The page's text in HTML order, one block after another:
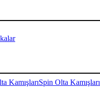
KamışlarıSpin Olta Kamışları